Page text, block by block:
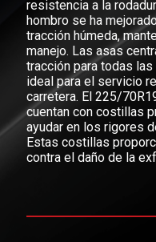
resistencia a la
hombro se ha
tracción húmeda,
manejo. Las asas
tracción para todas
ideal para el servicio
carretera. El 225/
cuentan con costillas
ayudar en los rigores
Estas costillas
contra el daño de la